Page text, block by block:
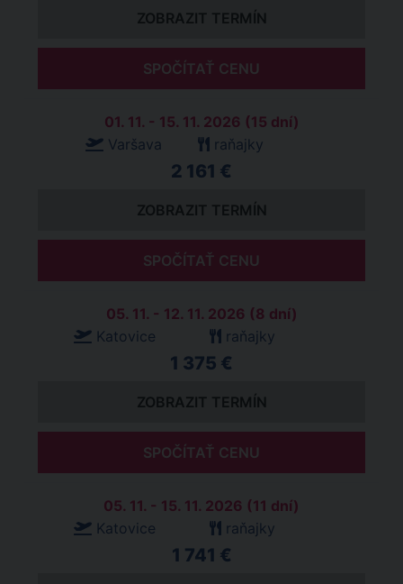
ZOBRAZIT TERMÍN
SPOČÍTAŤ CENU
01. 11. - 15. 11. 2026 (15 dní)
Varšava
raňajky
2 161 €
ZOBRAZIT TERMÍN
SPOČÍTAŤ CENU
05. 11. - 12. 11. 2026 (8 dní)
Katovice
raňajky
1 375 €
ZOBRAZIT TERMÍN
SPOČÍTAŤ CENU
05. 11. - 15. 11. 2026 (11 dní)
Katovice
raňajky
1 741 €